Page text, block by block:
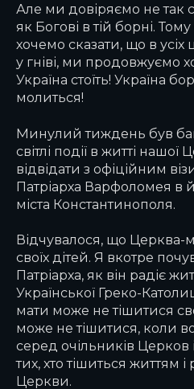
Але ми довіряємо не так
як Богові в тій борні.
хочемо сказати, що в усіх
у гніві, ми продовжуємо
Україна стоїть! Україна
молиться!
Минулий тиждень був
світлі події в житті
відвідати з офіційним
Патріарха Варфоломея в
міста Константинополя.
Відчувалося, що Церква-
своїх дітей. Я вкотре
Патріарха, як він радіє
Української Греко-
мати може не тішитися
може не тішитися, коли
серед очільників Церков
тих, хто тішиться життям
Церкви.